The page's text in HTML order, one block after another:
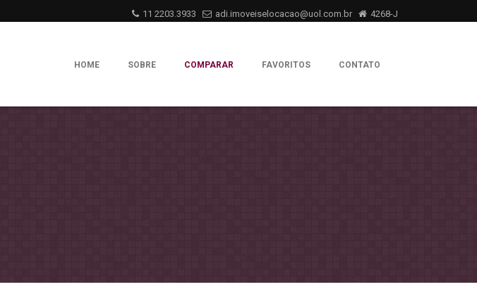
11 2203.3933 adi.imoveiselocacao@uol.com.br 4268-J
HOME SOBRE COMPARAR FAVORITOS CONTATO